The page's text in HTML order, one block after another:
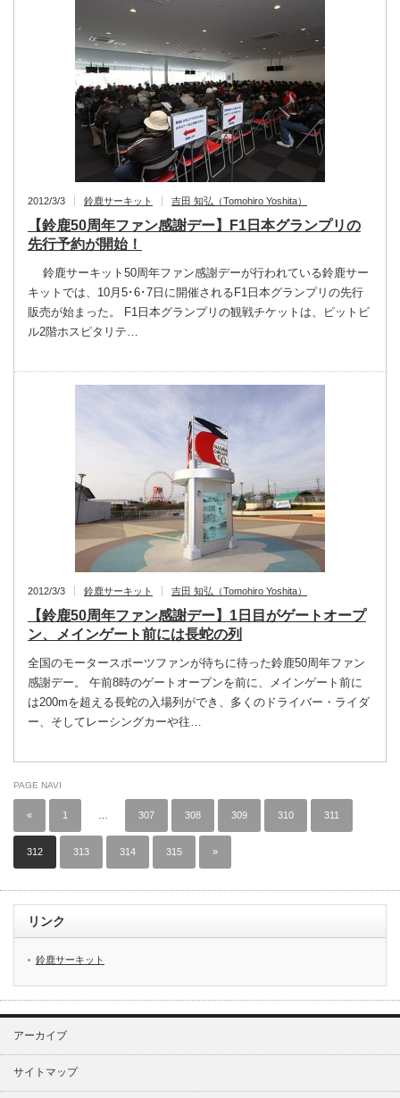
2012/3/3 鈴鹿サーキット 吉田 知弘（Tomohiro Yoshita）
【鈴鹿50周年ファン感謝デー】F1日本グランプリの
先行予約が開始！
鈴鹿サーキット50周年ファン感謝デーが行われている鈴鹿サー
キットでは、10月5･6･7日に開催されるF1日本グランプリの先行
販売が始まった。 F1日本グランプリの観戦チケットは、ピットビ
ル2階ホスピタリテ…
2012/3/3 鈴鹿サーキット 吉田 知弘（Tomohiro Yoshita）
【鈴鹿50周年ファン感謝デー】1日目がゲートオープ
ン、メインゲート前には長蛇の列
全国のモータースポーツファンが待ちに待った鈴鹿50周年ファン
感謝デー。 午前8時のゲートオープンを前に、メインゲート前に
は200mを超える長蛇の入場列ができ、多くのドライバー・ライダ
ー、そしてレーシングカーや往…
PAGE NAVI
« 1 307 308 309 310 311
312 313 314 315 »
リンク
鈴鹿サーキット
アーカイブ
サイトマップ